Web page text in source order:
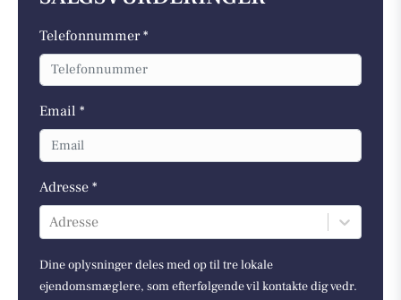
Telefonnummer *
Email *
Adresse *
Adresse
Dine oplysninger deles med op til tre lokale
ejendomsmæglere, som efterfølgende vil kontakte dig vedr.